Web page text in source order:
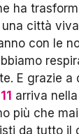
ha
città
con le
E grazie a
arriva
più che
da tutto il